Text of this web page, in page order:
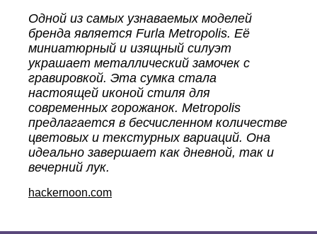
Одной из самых узнаваемых моделей
бренда является Furla Metropolis. Её
миниатюрный и изящный силуэт
украшает металлический замочек с
гравировкой. Эта сумка стала
настоящей иконой стиля для
современных горожанок. Metropolis
предлагается в бесчисленном количестве
цветовых и текстурных вариаций. Она
идеально завершает как дневной, так и
вечерний лук.
hackernoon.com